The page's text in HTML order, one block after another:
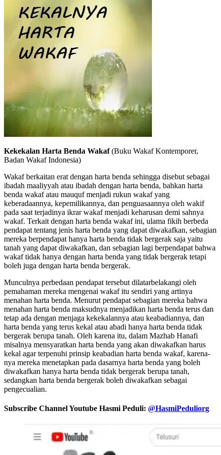
Kekekalan Harta Benda Wakaf(Buku Wakaf Kontemporer,
Badan Wakaf Indonesia)
Wakaf berkaitan erat dengan harta benda sehingga disebut sebagai
ibadah maaliyyah atau ibadah dengan harta benda, bahkan harta
benda wakaf atau mauquf menjadi rukun wakaf yang
keberadaannya, kepemilikannya, dan penguasaannya oleh wakif
pada saat terjadinya ikrar wakaf menjadi keharusan demi sahnya
wakaf. Terkait dengan harta benda wakaf ini, ulama fikih berbeda
pendapat tentang jenis harta benda yang dapat diwakafkan, sebagian
mereka berpendapat hanya harta benda tidak bergerak saja yaitu
tanah yang dapat diwakafkan, dan sebagian lagi berpendapat bahwa
wakaf tidak hanya dengan harta benda yang tidak bergerak tetapi
boleh juga dengan harta benda bergerak.
Munculnya perbedaan pendapat tersebut dilatarbelakangi oleh
pemahaman mereka mengenai wakaf itu sendiri yang artinya
menahan harta benda. Menurut pendapat sebagian mereka bahwa
menahan harta benda maksudnya menjadikan harta benda terus dan
tetap ada dengan menjaga kekekalannya atau keabadiannya, dan
harta benda yang terus kekal atau abadi hanya harta benda tidak
bergerak berupa tanah. Oleh karena itu, dalam Mazhab Hanafi
misalnya mensyaratkan harta benda yang akan diwakafkan harus
kekal agar terpenuhi prinsip keabadian harta benda wakaf, karena-
nya mereka menetapkan pada dasarnya harta benda yang boleh
diwakafkan hanya harta benda tidak bergerak berupa tanah,
sedangkan harta benda bergerak boleh diwakafkan sebagai
pengecualian.
Subscribe Channel Youtube Hasmi Peduli: @HasmiPeduliorg